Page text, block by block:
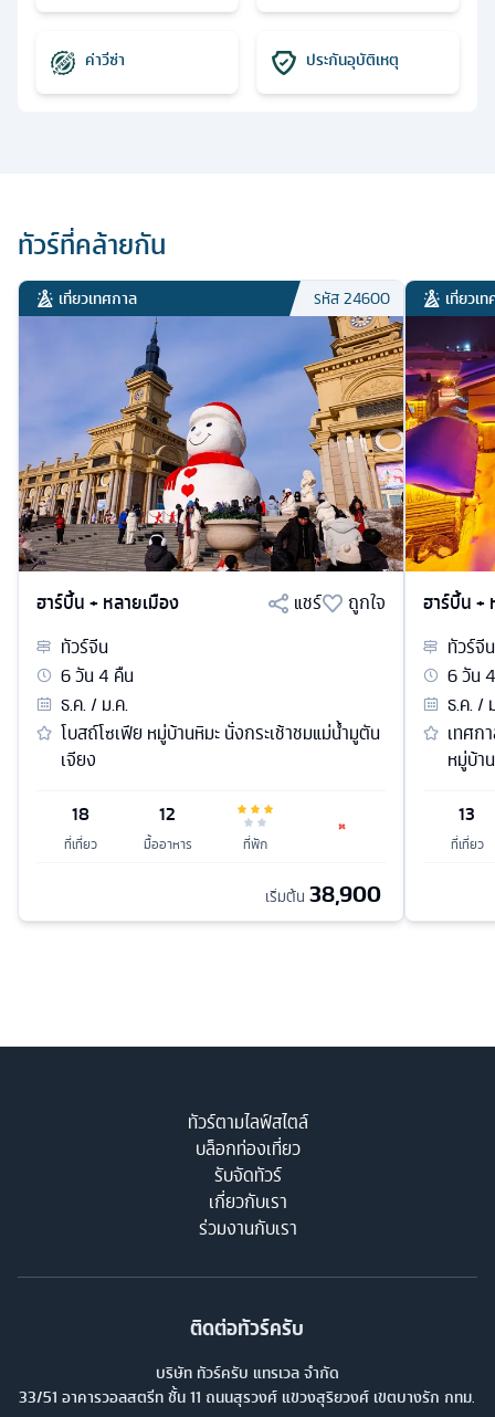
ค่าวีซ่า ประกันอุบัติเหตุ
ทัวร์ที่คล้ายกัน
เที่ยวเทศกาล รหัส24600
ฮาร์บิ้น + หลายเมือง แชร์
ถูกใจ
ทัวร์จีน
6วัน4 คืน
ธ.ค. / ม.ค.
โบสถ์โซเฟีย หมู่บ้านหิมะ นั่งกระเช้าชมแม่น้ำมูตัน
เจียง
18
ที่เที่ยว
12
มื้ออาหาร ที่พัก
เริ่มต้น 38,900
เที่ยวเ
ฮาร์บิ้น +
ทัวร์จีน
6วัน4
ธ.ค. /
เทศก
หมู่บ้า
13
ที่เที่ยว
ทัวร์ตามไลฟ์สไตล์
บล็อกท่องเที่ยว
รับจัดทัวร์
เกี่ยวกับเรา
ร่วมงานกับเรา
ติดต่อทัวร์ครับ
บริษัท ทัวร์ครับ แทรเวล จำกัด
33/51 อาคารวอลสตรีท ชั้น 11 ถนนสุรวงศ์ แขวงสุริยวงศ์ เขตบางรัก กทม.